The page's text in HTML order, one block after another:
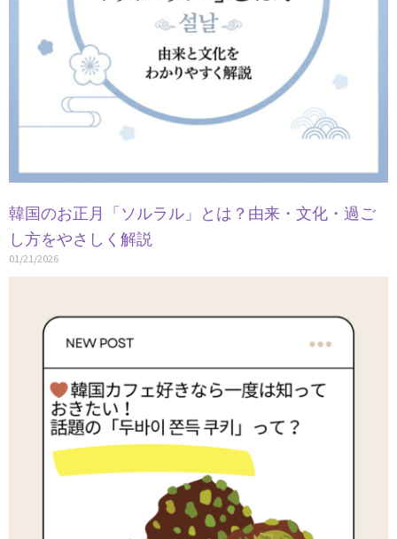
韓国のお正月「ソルラル」とは？由来・文化・過ご
し方をやさしく解説
01/21/2026